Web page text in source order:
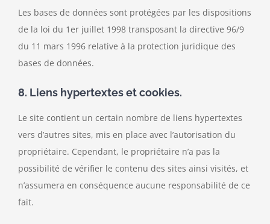
Les bases de données sont protégées par les dispositions
de la loi du 1er juillet 1998 transposant la directive 96/9
du 11 mars 1996 relative à la protection juridique des
bases de données.
8. Liens hypertextes et cookies.
Le site contient un certain nombre de liens hypertextes
vers d’autres sites, mis en place avec l’autorisation du
propriétaire. Cependant, le propriétaire n’a pas la
possibilité de vérifier le contenu des sites ainsi visités, et
n’assumera en conséquence aucune responsabilité de ce
fait.